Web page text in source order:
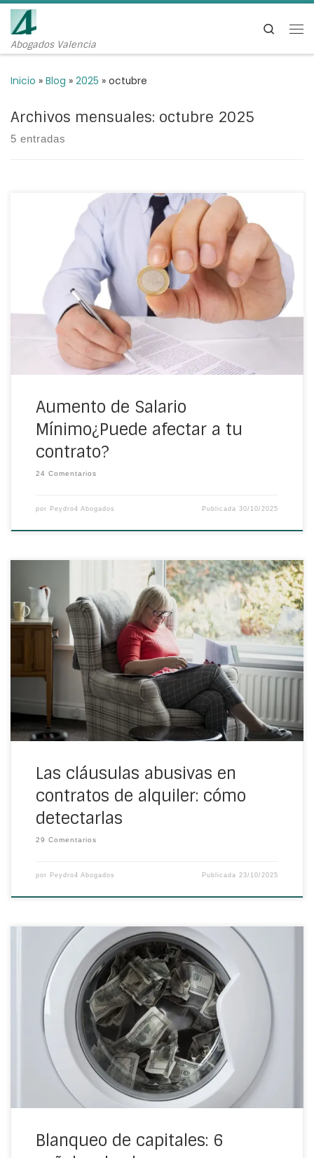
Saltar al contenido
Abogados Valencia
Search
Inicio » Blog » 2025 » octubre
Archivos mensuales: octubre 2025
5 entradas
Aumento salario mínimo: ⁚ en QUÉ consiste, cuantía en
este 2025 y repercusiones legales que puede tener para
las empresas
Aumento de Salario
Mínimo¿Puede afectar a tu
contrato?
24 Comentarios
por Peydro4 Abogados Publicada30/10/2025
A través de un contrato de alquiler se da seguridad legal
tanto a inquilinos como a propietarios. Es un documento
en el que se recogen los aspectos legales
fundamentales. Respecto a derechos, pero también a
obligaciones de propietarios e inquilinos. No obstante, en
muchas ocasiones se pueden encontrar cláusulas
abusivas en dichos contratos, que pueden generar
un desequilibrio en la relación entre las partes, y afectar a
los derechos del arrendatario. Por todo ello, es
importante saber identificar posibles cláusulas abusivas.
Las cláusulas abusivas en
contratos de alquiler: cómo
detectarlas
29 Comentarios
por Peydro4 Abogados Publicada23/10/2025
La persecución contra el blanqueo de capitales se está
endureciendo, tanto a nivel estatal como europeo. Por lo
tanto, conocer las principales alertas evitará cometer
errores que te lleven a inspecciones administrativas y
judiciales.
Blanqueo de capitales: 6